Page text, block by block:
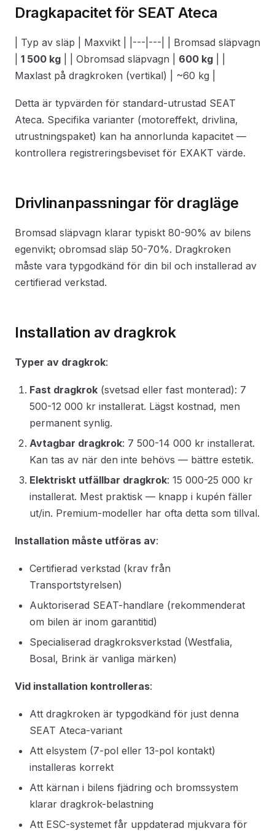
Dragkapacitet för SEAT Ateca
| Typ av släp | Maxvikt | |---|---| | Bromsad släpvagn
1 500 kg | | Obromsad släpvagn | 600 kg
Maxlast på dragkroken (vertikal) | ~60 kg |
Detta är typvärden för standard-utrustad SEAT
Ateca. Specifika varianter (motoreffekt, drivlina,
utrustningspaket) kan ha annorlunda kapacitet —
kontrollera registreringsbeviset för EXAKT värde.
Drivlinanpassningar för dragläge
Bromsad släpvagn klarar typiskt 80-90% av bilens
egenvikt; obromsad släp 50-70%. Dragkroken
måste vara typgodkänd för din bil och installerad av
certifierad verkstad.
Installation av dragkrok
Typer av dragkrok:
Fast dragkrok (svetsad eller fast monterad): 7
500-12 000 kr installerat. Lägst kostnad, men
permanent synlig.
Avtagbar dragkrok: 7 500-14 000 kr installerat.
Kan tas av när den inte behövs — bättre estetik.
Elektriskt utfällbar dragkrok: 15 000-25 000 kr
installerat. Mest praktisk — knapp i kupén fäller
ut/in. Premium-modeller har ofta detta som tillval.
Installation måste utföras av:
Certifierad verkstad (krav från
Transportstyrelsen)
Auktoriserad SEAT-handlare (rekommenderat
om bilen är inom garantitid)
Specialiserad dragkroksverkstad (Westfalia,
Bosal, Brink är vanliga märken)
Vid installation kontrolleras:
Att dragkroken är typgodkänd för just denna
SEAT Ateca-variant
Att elsystem (7-pol eller 13-pol kontakt)
installeras korrekt
Att kärnan i bilens fjädring och bromssystem
klarar dragkrok-belastning
Att ESC-systemet får uppdaterad mjukvara för